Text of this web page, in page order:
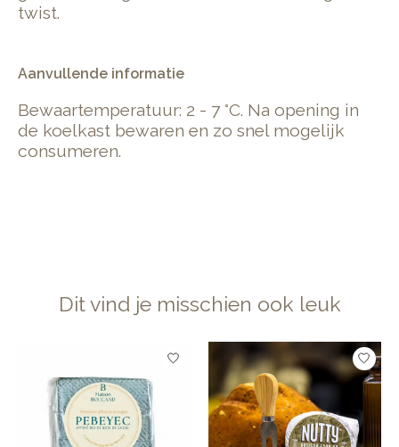
twist.
Aanvullende informatie
Bewaartemperatuur: 2 - 7 °C. Na opening in
de koelkast bewaren en zo snel mogelijk
consumeren.
Dit vind je misschien ook leuk
Items van productcarrousel